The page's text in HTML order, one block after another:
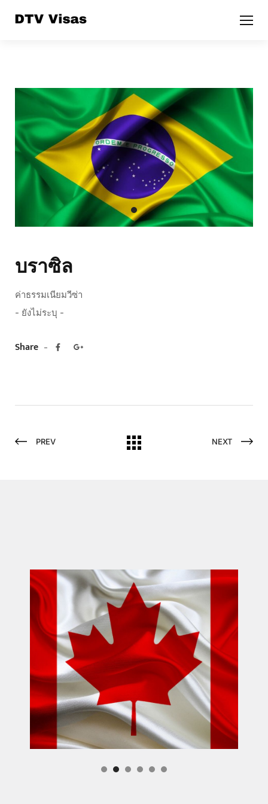
บราซิล
ค่าธรรมเนียมวีซ่า
- ยังไม่ระบุ -
Share
PREV NEXT